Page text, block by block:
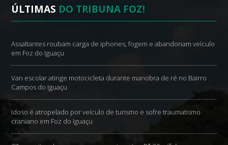
ÚLTIMAS DO TRIBUNA FOZ!
Assaltantes roubam carga de iphones, fogem e abandonam veículo
em Foz do Iguaçu
Van escolar atinge motocicleta durante manobra de ré no Bairro
Campos do Iguaçu
Idoso é atropelado por veículo de turismo e sofre traumatismo
craniano em Foz do Iguaçu